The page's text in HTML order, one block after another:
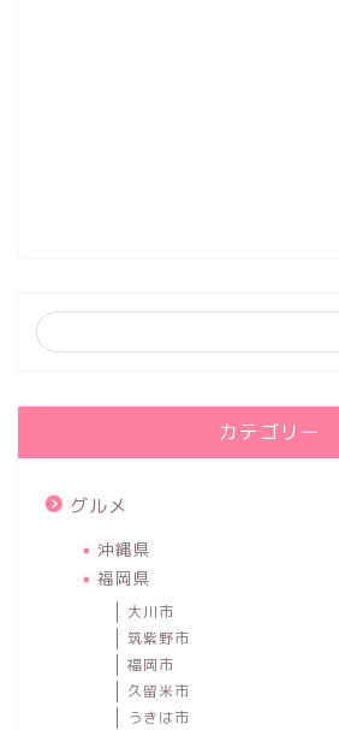
カテゴリー
グルメ
沖縄県
福岡県
大川市
筑紫野市
福岡市
久留米市
うきは市